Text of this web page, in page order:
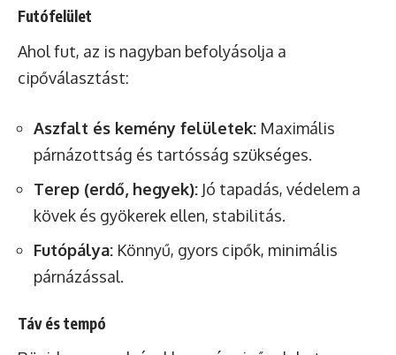
Futófelület
Ahol fut, az is nagyban befolyásolja a
cipőválasztást:
Aszfalt és kemény felületek: Maximális
párnázottság és tartósság szükséges.
Terep (erdő, hegyek): Jó tapadás, védelem a
kövek és gyökerek ellen, stabilitás.
Futópálya: Könnyű, gyors cipők, minimális
párnázással.
Táv és tempó